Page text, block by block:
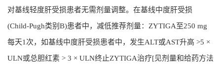
对基线轻度肝受损患者无需剂量调整。在基线中度肝受损
(Child-Pugh类别B)患者中，减低推荐剂量：ZYTIGA至250 mg
每天1次，如基线中度肝受损患者中，发生ALT或AST升高 >5 ×
ULN或总胆红素 > 3 × ULN终止ZYTIGA治疗[见剂量和给药方法